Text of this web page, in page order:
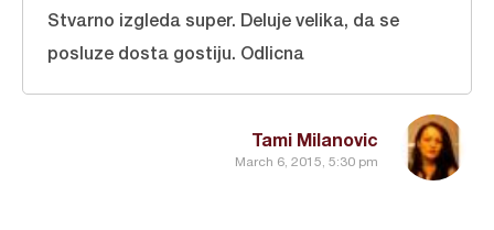
Tami Milanovic
March 6, 2015, 5:30 pm
Stvarno izgleda super. Deluje velika, da se
posluze dosta gostiju. Odlicna